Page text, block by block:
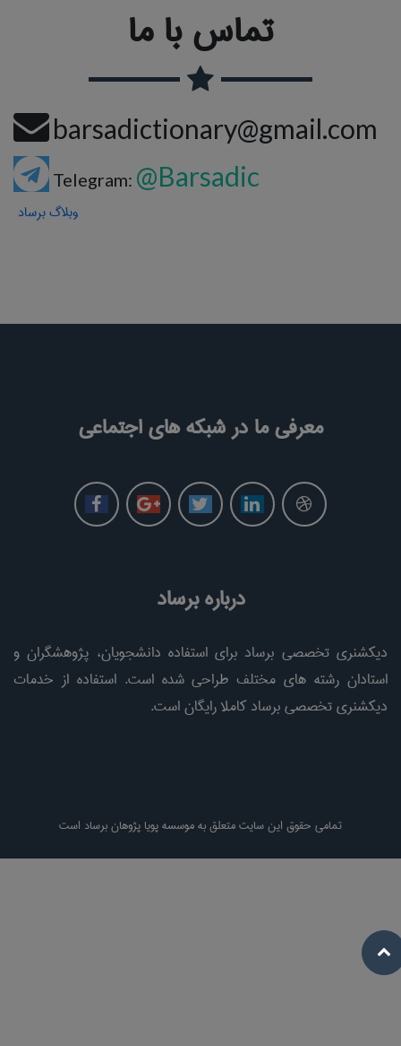
تماس با ما
barsadictionary@gmail.com
Telegram: @Barsadic
وبلاگ برساد
معرفی ما در شبکه های اجتماعی
درباره برساد
دیکشنری تخصصی برساد برای استفاده دانشجویان، پژوهشگران و
استادان رشته های مختلف طراحی شده است. استفاده از خدمات
دیکشنری تخصصی برساد کاملا رایگان است.
تمامی حقوق این سایت متعلق به موسسه پویا پژوهان برساد است